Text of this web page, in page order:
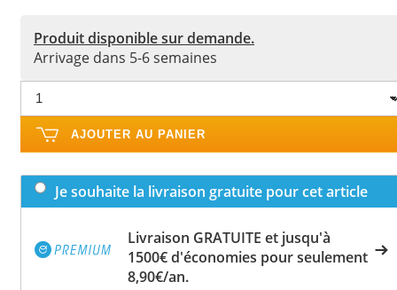
Produit disponible sur demande.
Arrivage dans 5-6 semaines
AJOUTER AU PANIER
Je souhaite la livraison gratuite pour cet article
Livraison GRATUITE et jusqu'à
1500€ d'économies pour seulement
8,90€/an.